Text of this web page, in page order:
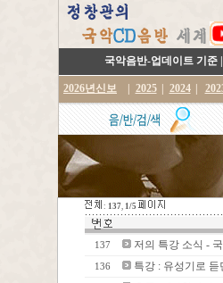
국악음반-업데이트 기준 |
2026년신보 2025 2024
: 137, 1/5
137 저의 특강 소식 -
136 특강 : 유성기로